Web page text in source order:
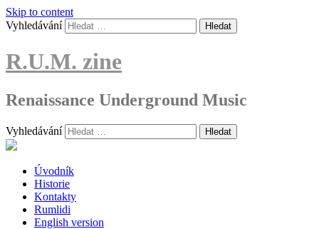
Skip to content
Vyhledávání
R.U.M. zine
Renaissance Underground Music
Vyhledávání
Úvodník
Historie
Kontakty
Rumlidi
English version